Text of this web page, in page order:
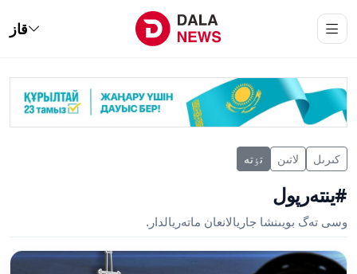
قاز
كىرىل لاتىن تٶتە
#ينتەرپول
وسى تەگ بويىنشا جاريالانعان ماتەريالدار.